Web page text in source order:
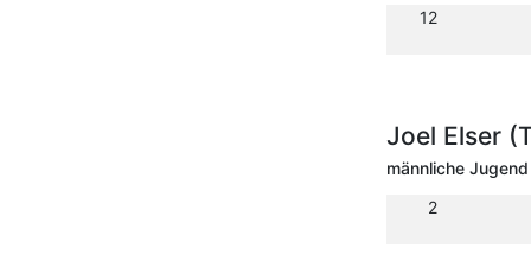
12
Joel Elser
männliche
2